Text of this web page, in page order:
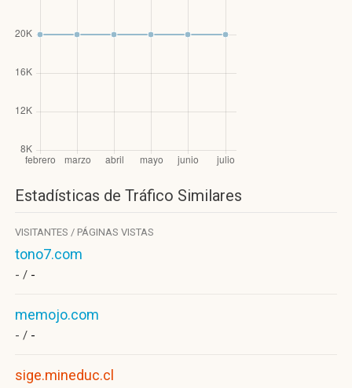
Estadísticas de Tráfico Similares
VISITANTES / PÁGINAS VISTAS
tono7.com
- / -
memojo.com
- / -
sige.mineduc.cl